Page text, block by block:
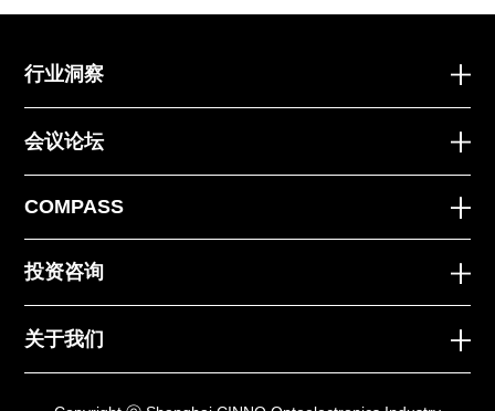
行业洞察
会议论坛
COMPASS
投资咨询
关于我们